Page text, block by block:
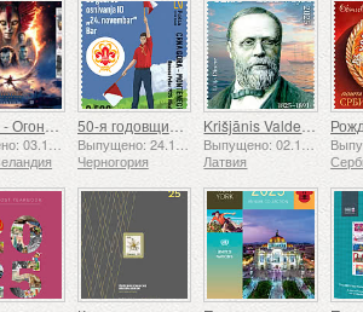
Аватар - Огонь и пепел 50-я годовщина основания Ассоциации скаутов «24 ноября»
Выпущено: 24.11.2025
Черногория
Krišjānis Valdemārs
Латвия